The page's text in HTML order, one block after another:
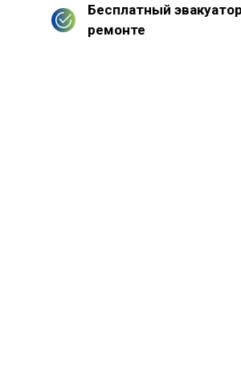
Бесплатный
ремонте